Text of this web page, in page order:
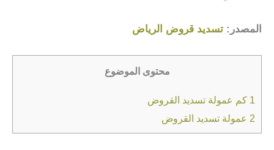
المصدر: تسديد قروض الرياض
محتوى الموضوع
1 كم عمولة تسديد القروض
2 عمولة تسديد القروض